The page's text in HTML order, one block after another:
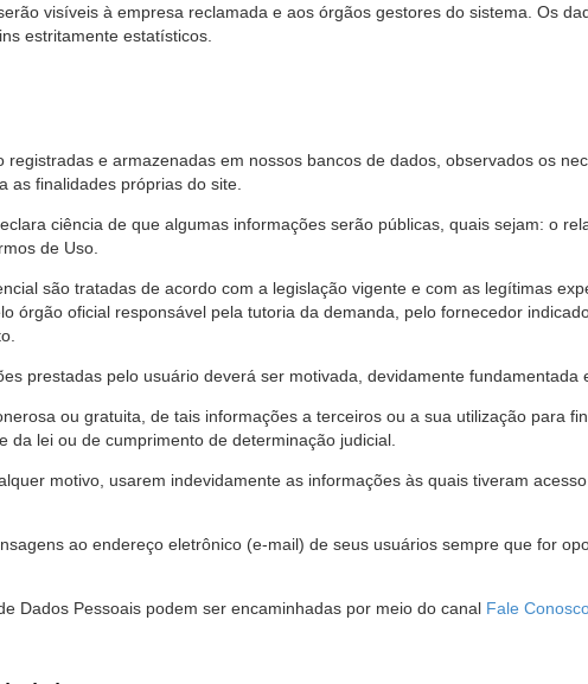
visíveis à empresa reclamada e aos órgãos gestores do sistema. Os
estritamente estatísticos.
e armazenadas em nossos bancos de dados, observados os
as finalidades próprias do site.
ciência de que algumas informações serão públicas, quais sejam: o
de Uso.
são tratadas de acordo com a legislação vigente e com as legítimas
órgão oficial responsável pela tutoria da demanda, pelo fornecedor
prestadas pelo usuário deverá ser motivada, devidamente fundamentada
ou gratuita, de tais informações a terceiros ou a sua utilização para
lei ou de cumprimento de determinação judicial.
motivo, usarem indevidamente as informações às quais tiveram
ao endereço eletrônico (e-mail) de seus usuários sempre que for
Dados Pessoais podem ser encaminhadas por meio do canal Fale